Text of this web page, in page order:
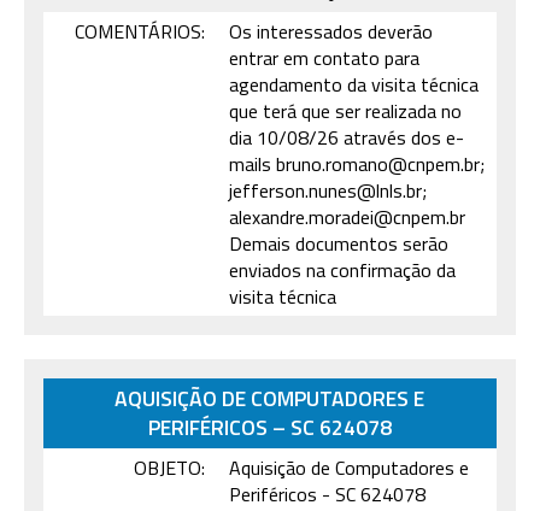
COMENTÁRIOS:
Os interessados deverão
entrar em contato para
agendamento da visita técnica
que terá que ser realizada no
dia 10/08/26 através dos e-
mails bruno.romano@cnpem.br;
jefferson.nunes@lnls.br;
alexandre.moradei@cnpem.br
Demais documentos serão
enviados na confirmação da
visita técnica
AQUISIÇÃO DE COMPUTADORES E
PERIFÉRICOS – SC 624078
OBJETO:
Aquisição de Computadores e
Periféricos - SC 624078